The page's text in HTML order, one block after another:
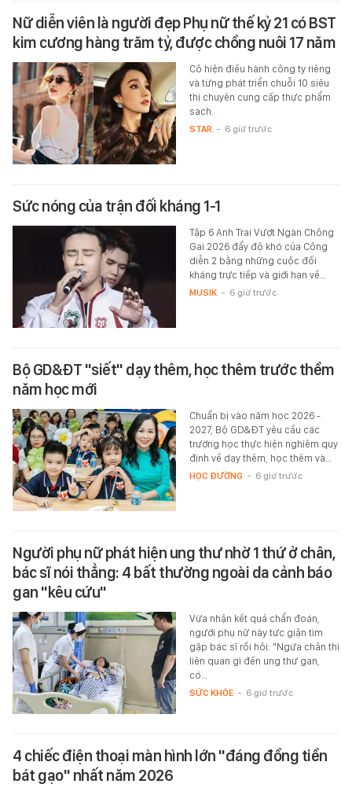
Nữ diễn viên là người đẹp Phụ nữ thế kỷ 21 có BST
kim cương hàng trăm tỷ, được chồng nuôi 17 năm
Cô hiện điều hành công ty riêng
và từng phát triển chuỗi 10 siêu
thị chuyên cung cấp thực phẩm
sạch.
STAR - 6 giờ trước
Sức nóng của trận đối kháng 1-1
Tập 6 Anh Trai Vượt Ngàn Chông
Gai 2026 đẩy độ khó của Công
diễn 2 bằng những cuộc đối
kháng trực tiếp và giới hạn về…
MUSIK - 6 giờ trước
Bộ GD&ĐT "siết" dạy thêm, học thêm trước thềm
năm học mới
Chuẩn bị vào năm học 2026 -
2027, Bộ GD&ĐT yêu cầu các
trường học thực hiện nghiêm quy
định về dạy thêm, học thêm và…
HỌC ĐƯỜNG - 6 giờ trước
Người phụ nữ phát hiện ung thư nhờ 1 thứ ở chân,
bác sĩ nói thẳng: 4 bất thường ngoài da cảnh báo
gan "kêu cứu"
Vừa nhận kết quả chẩn đoán,
người phụ nữ này tức giận tìm
gặp bác sĩ rồi hỏi: "Ngứa chân thì
liên quan gì đến ung thư gan,
có…
SỨC KHỎE - 6 giờ trước
4 chiếc điện thoại màn hình lớn "đáng đồng tiền
bát gạo" nhất năm 2026